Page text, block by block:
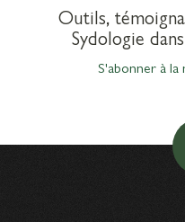
Outils,
Sydologie
S'abonner à